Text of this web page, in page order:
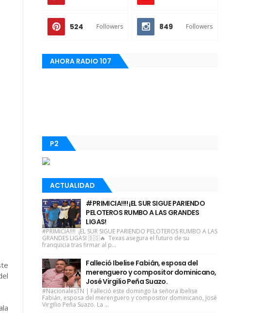
524 Followers 849 Followers
AHORA RADIO 107
P2
ACTUALIDAD
#PRIMICIA!!!! ¡EL SUR SIGUE PARIENDO
PELOTEROS RUMBO A LAS GRANDES
LIGAS!
#PRIMICIA!!!! ¡EL SUR SIGUE PARIENDO PELOTEROS RUMBO A LAS
GRANDES LIGAS! 🇩🇴🔥 Texas asegura el futuro de su
franquicia tras firmar al p...
Falleció Ibelise Fabián, esposa del
merenguero y compositor dominicano,
José Virgilio Peña Suazo.
#NacionalesTN | Falleció este domingo la señora Ibelise
Fabián, esposa del merenguero y compositor dominicano, José
Virgilio Peña Suazo. La ...